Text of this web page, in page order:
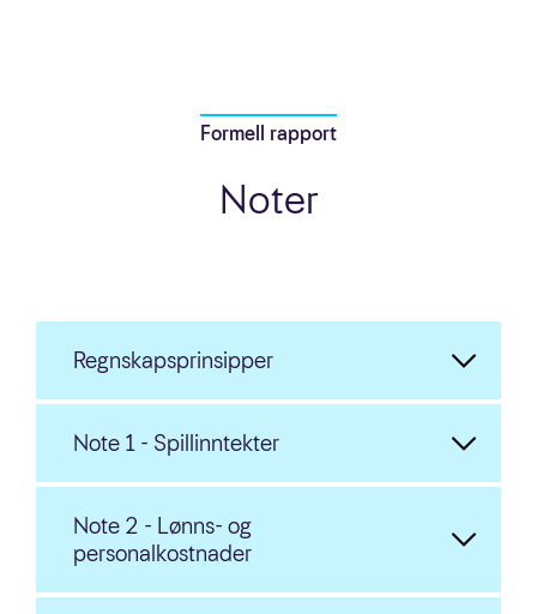
Formell rapport
Noter
Regnskapsprinsipper
Note 1 - Spillinntekter
Note 2 - Lønns- og
personalkostnader